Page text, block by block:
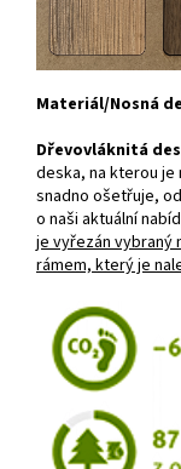
Materiál/Nosná
Dřevovláknitá
deska, na kterou je
snadno ošetřuje,
o naši aktuální
je vyřezán vybraný
rámem, který je